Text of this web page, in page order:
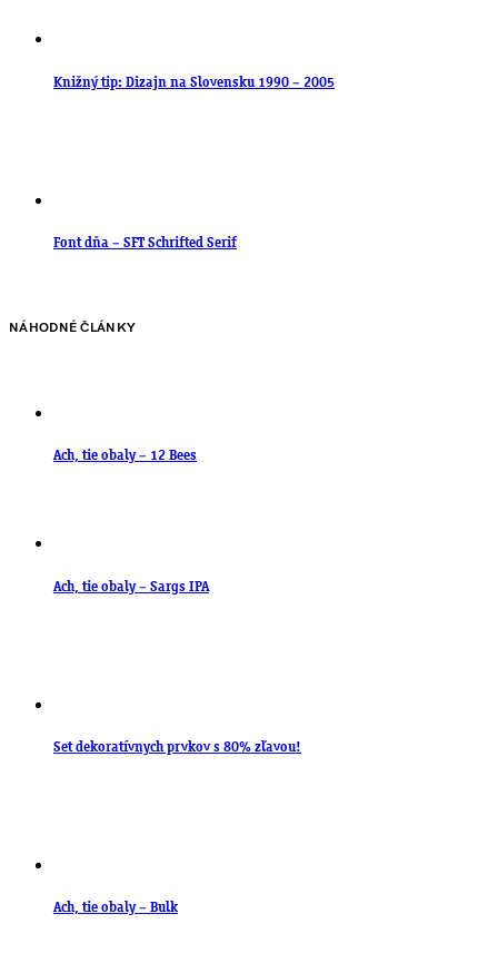
Knižný tip: Dizajn na Slovensku 1990 – 2005
Font dňa – SFT Schrifted Serif
NÁHODNÉ ČLÁNKY
Ach, tie obaly – 12 Bees
Ach, tie obaly – Sargs IPA
Set dekoratívnych prvkov s 80% zľavou!
Ach, tie obaly – Bulk